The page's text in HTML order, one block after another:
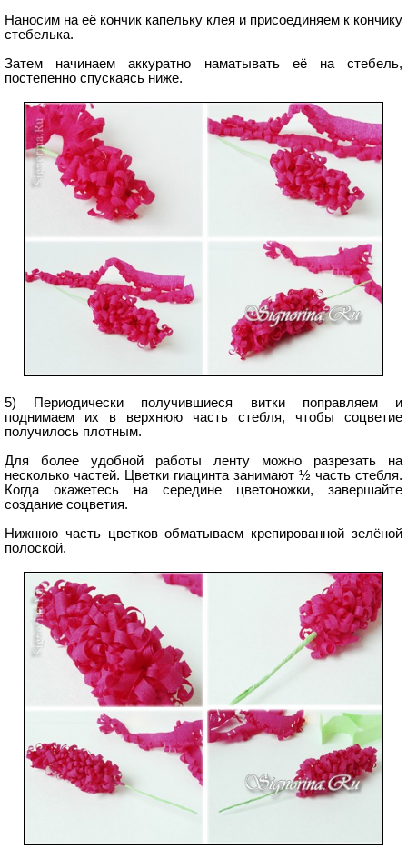
Наносим на её кончик капельку клея и присоединяем к кончику
стебелька.
Затем начинаем аккуратно наматывать её на стебель,
постепенно спускаясь ниже.
5) Периодически получившиеся витки поправляем и
поднимаем их в верхнюю часть стебля, чтобы соцветие
получилось плотным.
Для более удобной работы ленту можно разрезать на
несколько частей. Цветки гиацинта занимают ½ часть стебля.
Когда окажетесь на середине цветоножки, завершайте
создание соцветия.
Нижнюю часть цветков обматываем крепированной зелёной
полоской.